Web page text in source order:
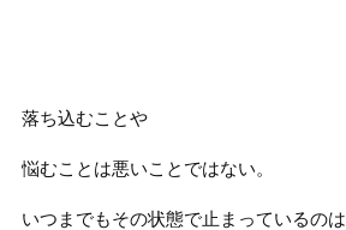
落ち込むことや
悩むことは悪いことではない。
いつまでもその状態で止まっているのは